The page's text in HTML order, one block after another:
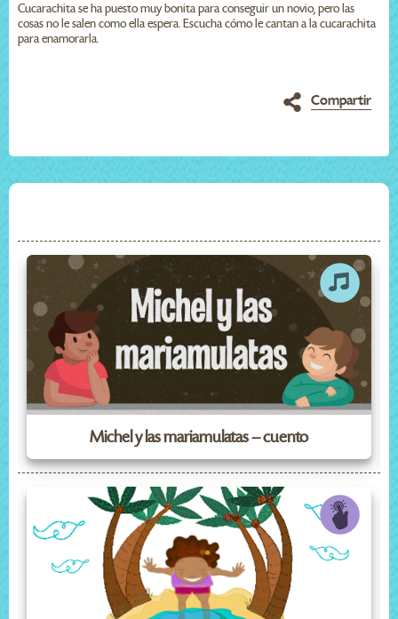
Cucarachita se ha puesto muy bonita para conseguir un novio, pero las
cosas no le salen como ella espera. Escucha cómo le cantan a la cucarachita
para enamorarla.
Compartir
Michel y las mariamulatas – cuento